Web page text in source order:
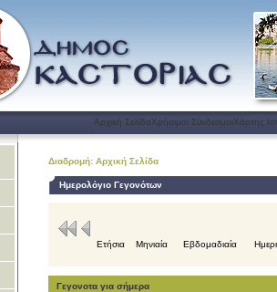
Αρχική ΣελίδαΧρήσιμοι ΣύνδεσμοιΧάρτης
Διαδρομή: Αρχική Σελίδα
Ημερολόγιο Γεγονότων
Ετήσια Μηνιαία Εβδομαδιαία
Γεγονοτα για σήμερα